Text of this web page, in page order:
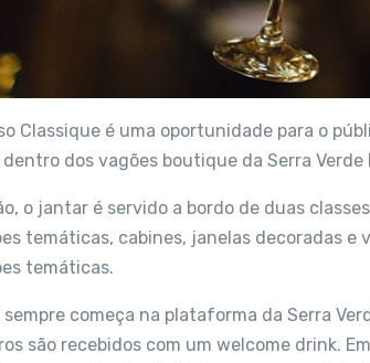
Classique é uma oportunidade para o
dos vagões boutique da Serra
o jantar é servido a bordo de duas
temáticas, cabines, janelas decoradas
temáticas.
sempre começa na plataforma da Serra
são recebidos com um welcome drink.